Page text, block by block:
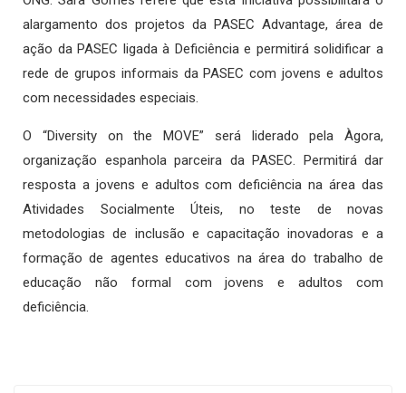
alargamento dos projetos da PASEC Advantage, área de
ação da PASEC ligada à Deficiência e permitirá solidificar a
rede de grupos informais da PASEC com jovens e adultos
com necessidades especiais.
O “Diversity on the MOVE” será liderado pela Àgora,
organização espanhola parceira da PASEC. Permitirá dar
resposta a jovens e adultos com deficiência na área das
Atividades Socialmente Úteis, no teste de novas
metodologias de inclusão e capacitação inovadoras e a
formação de agentes educativos na área do trabalho de
educação não formal com jovens e adultos com
deficiência.